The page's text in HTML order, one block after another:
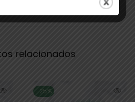
relacionados
-25%